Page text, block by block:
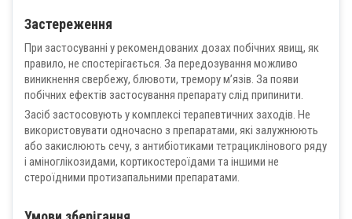
Застереження
При застосуванні у рекомендованих дозах побічних явищ, як
правило, не спостерігається. За передозування можливо
виникнення свербежу, блювоти, тремору м’язів. За появи
побічних ефектів застосування препарату слід припинити.
Засіб застосовують у комплексі терапевтичних заходів. Не
використовувати одночасно з препаратами, які залужнюють
або закислюють сечу, з антибіотиками тетрациклінового ряду
і аміноглікозидами, кортикостероїдами та іншими не
стероїдними протизапальними препаратами.